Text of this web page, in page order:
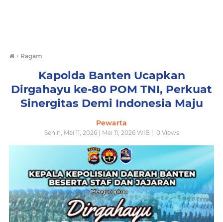
› Ragam
Kapolda Banten Ucapkan
Dirgahayu ke-80 POM TNI, Perkuat
Sinergitas Demi Indonesia Maju
Pewarta
Senin, Mei 11, 2026 | Mei 11, 2026 WIB | 0Views